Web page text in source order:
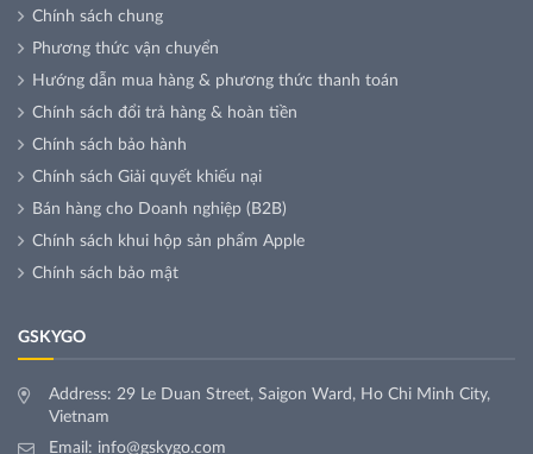
Chính sách chung
Phương thức vận chuyển
Hướng dẫn mua hàng & phương thức thanh toán
Chính sách đổi trả hàng & hoàn tiền
Chính sách bảo hành
Chính sách Giải quyết khiếu nại
Bán hàng cho Doanh nghiệp (B2B)
Chính sách khui hộp sản phẩm Apple
Chính sách bảo mật
GSKYGO
Address: 29 Le Duan Street, Saigon Ward, Ho Chi Minh City,
Vietnam
Email: info@gskygo.com